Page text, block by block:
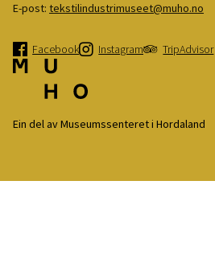
E-post: tekstilindustrimuseet@muho.no
Facebook Instagram TripAdvisor
Ein del av Museumssenteret i Hordaland